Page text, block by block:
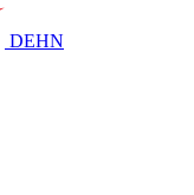
DEHN